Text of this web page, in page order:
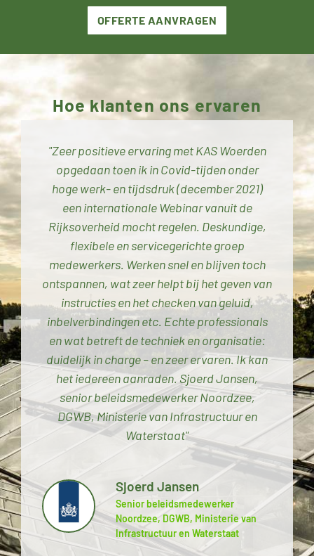
OFFERTE AANVRAGEN
Hoe klanten ons ervaren
"Zeer positieve ervaring met KAS Woerden
opgedaan toen ik in Covid-tijden onder
hoge werk- en tijdsdruk (december 2021)
een internationale Webinar vanuit de
Rijksoverheid mocht regelen. Deskundige,
flexibele en servicegerichte groep
medewerkers. Werken snel en blijven toch
ontspannen, wat zeer helpt bij het geven van
instructies en het checken van geluid,
inbelverbindingen etc. Echte professionals
en wat betreft de techniek en organisatie:
duidelijk in charge – en zeer ervaren. Ik kan
het iedereen aanraden. Sjoerd Jansen,
senior beleidsmedewerker Noordzee,
DGWB, Ministerie van Infrastructuur en
Waterstaat"
Sjoerd Jansen
Senior beleidsmedewerker
Noordzee, DGWB, Ministerie van
Infrastructuur en Waterstaat